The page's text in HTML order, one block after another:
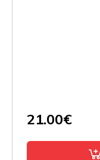
21.00€